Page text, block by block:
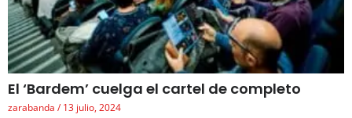
El ‘Bardem’ cuelga el cartel de completo
zarabanda 13 julio, 2024